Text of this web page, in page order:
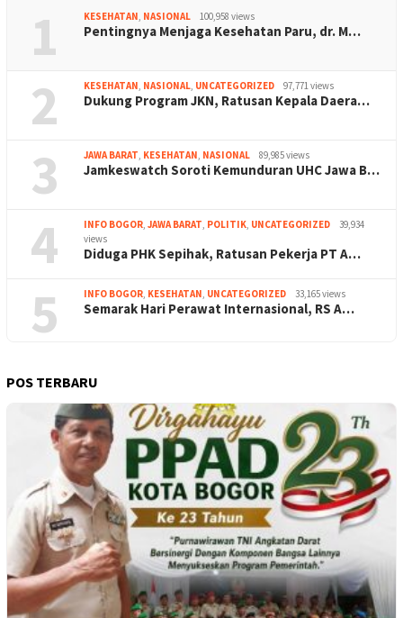
1 KESEHATAN NASIONAL 100,958 views
Pentingnya Menjaga Kesehatan Paru, dr. M…
2 KESEHATAN NASIONAL UNCATEGORIZED 97,771 views
Dukung Program JKN, Ratusan Kepala Daera…
3 JAWA BARAT KESEHATAN NASIONAL 89,985 views
Jamkeswatch Soroti Kemunduran UHC Jawa B…
4 INFO BOGOR JAWA BARAT POLITIK UNCATEGORIZED
39,934
views
Diduga PHK Sepihak, Ratusan Pekerja PT A…
5 INFO BOGOR KESEHATAN UNCATEGORIZED 33,165 views
Semarak Hari Perawat Internasional, RS A…
POS TERBARU